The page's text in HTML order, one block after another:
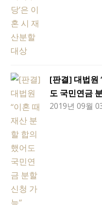
[판결] 대법원
도 국민연금
2019년 09월